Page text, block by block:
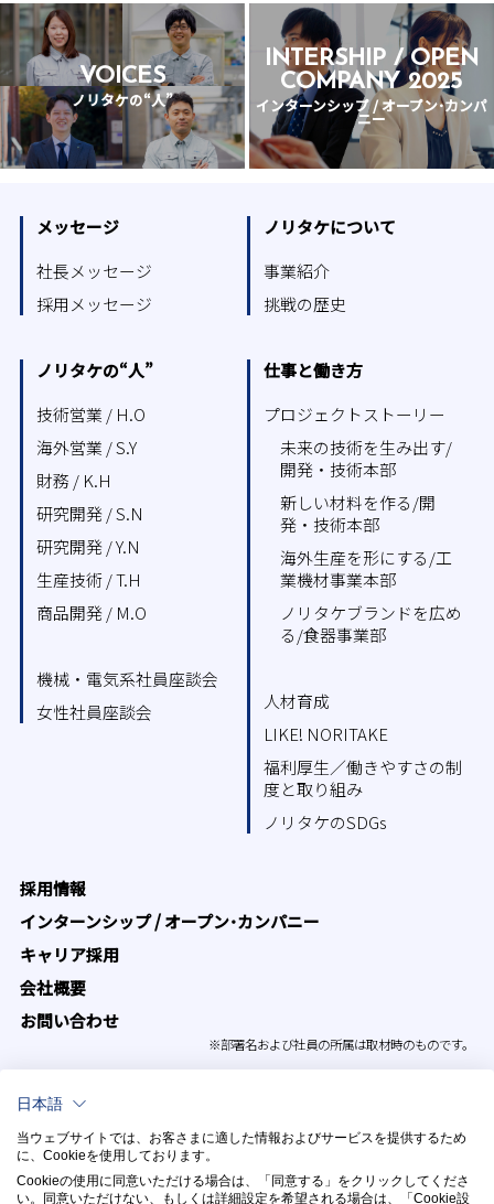
VOICES
ノリタケの“人”
INTERSHIP / OPEN
COMPANY 2025
インターンシップ / オープン･カンパ
ニー
メッセージ
社長メッセージ
採用メッセージ
ノリタケについて
事業紹介
挑戦の歴史
ノリタケの“人”
技術営業 / H.O
海外営業 / S.Y
財務 / K.H
研究開発 / S.N
研究開発 / Y.N
生産技術 / T.H
商品開発 / M.O
機械・電気系社員座談会
女性社員座談会
仕事と働き方
プロジェクトストーリー
未来の技術を生み出す/
開発・技術本部
新しい材料を作る/開
発・技術本部
海外生産を形にする/工
業機材事業本部
ノリタケブランドを広め
る/食器事業部
人材育成
LIKE! NORITAKE
福利厚生／働きやすさの制
度と取り組み
ノリタケのSDGs
採用情報
インターンシップ / オープン･カンパニー
キャリア採用
会社概要
お問い合わせ
※部署名および社員の所属は取材時のものです。
日本語
当ウェブサイトでは、お客さまに適した情報およびサービスを提供するため
に、Cookieを使用しております。
Cookieの使用に同意いただける場合は、「同意する」をクリックしてくださ
い。​同意いただけない、もしくは詳細設定を希望される場合は、「Cookie設